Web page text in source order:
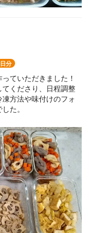
分
ていただきました！
くださり、日程調整
方法や味付けのフォ
た。